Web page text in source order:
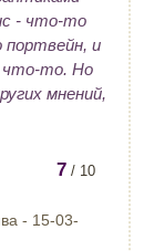
- что-то
портвейн, и
что-то. Но
мнений,
7 / 10
- 15-03-